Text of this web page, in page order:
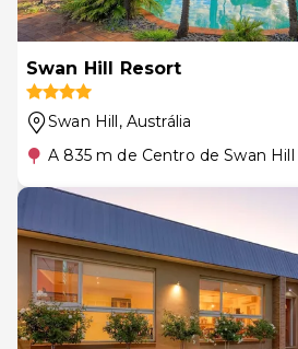
Swan Hill Resort
Swan Hill, Austrália
A 835 m de Centro de Swan Hill